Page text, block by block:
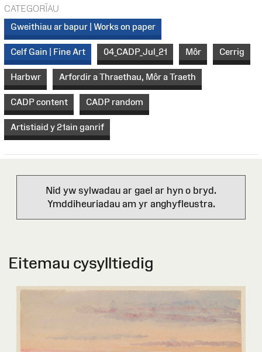
CATEGORÏAU
Gweithiau ar bapur | Works on paper
Celf Gain | Fine Art 04_CADP_Jul_21 Môr Cerrig
Harbwr Arfordir a Thraethau, Môr a Traeth
CADP content CADP random
Artistiaid y 21ain ganrif
Nid yw sylwadau ar gael ar hyn o bryd.
Ymddiheuriadau am yr anghyfleustra.
Eitemau cysylltiedig